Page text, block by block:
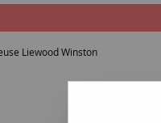
Liewood Winston